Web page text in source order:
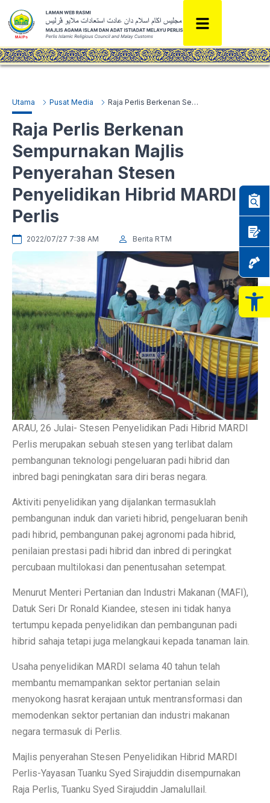
Utama Pusat Media Raja Perlis Berkenan Sempurnakan Majlis Penyerahan Stesen Penyelidikan Hibrid MARDI Perlis
Raja Perlis Berkenan
Sempurnakan Majlis
Penyerahan Stesen
Penyelidikan Hibrid MARDI
Perlis
2022/07/27 7:38 AM Berita RTM
ARAU, 26 Julai- Stesen Penyelidikan Padi Hibrid MARDI
Perlis merupakan sebuah stesen yang terlibat dalam
pembangunan teknologi pengeluaran padi hibrid dan
inbred bagi peningkatan sara diri beras negara.
Aktiviti penyelidikan yang dijalankan termasuklah
pembangunan induk dan varieti hibrid, pengeluaran benih
padi hibrid, pembangunan pakej agronomi pada hibrid,
penilaian prestasi padi hibrid dan inbred di peringkat
percubaan multilokasi dan penentusahan setempat.
Menurut Menteri Pertanian dan Industri Makanan (MAFI),
Datuk Seri Dr Ronald Kiandee, stesen ini tidak hanya
tertumpu kepada penyelidikan dan pembangunan padi
hibrid sahaja tetapi juga melangkaui kepada tanaman lain.
Usaha penyelidikan MARDI selama 40 tahun telah
membantu memampankan sektor pertanian selain
menyokong hasrat kerajaan untuk mentransformasi dan
memodenkan sektor pertanian dan industri makanan
negara termasuk di Perlis.
Majlis penyerahan Stesen Penyelidikan Hibrid MARDI
Perlis-Yayasan Tuanku Syed Sirajuddin disempurnakan
Raja Perlis, Tuanku Syed Sirajuddin Jamalullail.